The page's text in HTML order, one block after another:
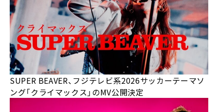
SUPER BEAVER、フジテレビ系2026サッカーテーマソ
ング「クライマックス」のMV公開決定